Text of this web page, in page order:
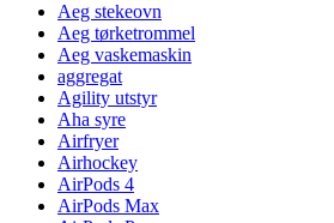
Aeg stekeovn
Aeg tørketrommel
Aeg vaskemaskin
aggregat
Agility utstyr
Aha syre
Airfryer
Airhockey
AirPods 4
AirPods Max